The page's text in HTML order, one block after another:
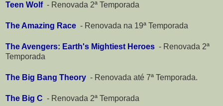
Teen Wolf- Renovada 2ª Temporada
The Amazing Race - Renovada na 19ª Temporada
The Avengers: Earth's Mightiest Heroes - Renovada 2ª
Temporada
The Big Bang Theory - Renovada até 7ª Temporada.
The Big C - Renovada 2ª Temporada